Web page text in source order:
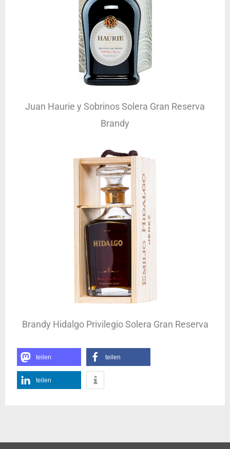
Juan Haurie y Sobrinos Solera Gran Reserva
Brandy
Brandy Hidalgo Privilegio Solera Gran Reserva
teilen teilen
teilen